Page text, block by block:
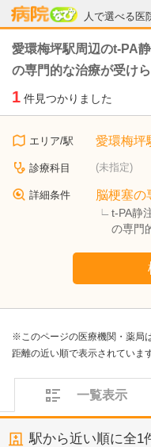
人で選べる医
病院なび
愛環梅坪駅周辺のt-PA
の専門的な治療が受け
1 件見つかりました
エリア/駅 愛環梅坪
診療科目 (未指定)
詳細条件 脳梗塞の
t-PA静
の専門
※このページの医療機関・薬局
距離の近い順で表示されていま
一覧表示
駅から近い順に全1